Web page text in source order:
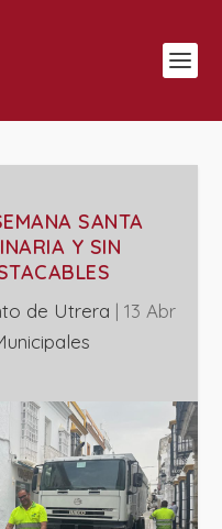
SANTA
Y SIN
de Utrera | 13 Abr